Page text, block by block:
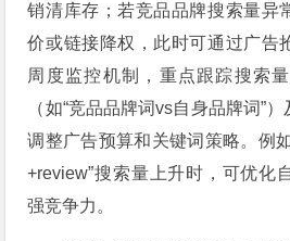
销清库存；若竞品品牌搜索量异
价或链接降权，此时可通过广告
周度监控机制，重点跟踪搜索
（如“竞品品牌词vs自身品牌词”
调整广告预算和关键词策略。例
+review”搜索量上升时，可优化
强竞争力。